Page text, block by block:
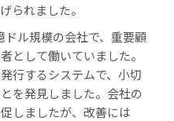
られました。
ドル規模の会社で、重要顧
として働いていました。
行するシステムで、小切
を発見しました。会社の
しましたが、改善には